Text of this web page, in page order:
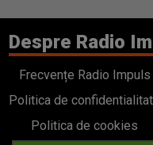
Despre Radio
Frecvențe Radio Impuls
Politica de
Politica de cookies